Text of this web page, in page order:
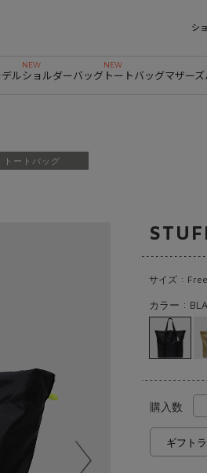
シ
ルショルダーバッグ トートバッグマザー
トートバッグ
サイズ :
カラー :
購入数